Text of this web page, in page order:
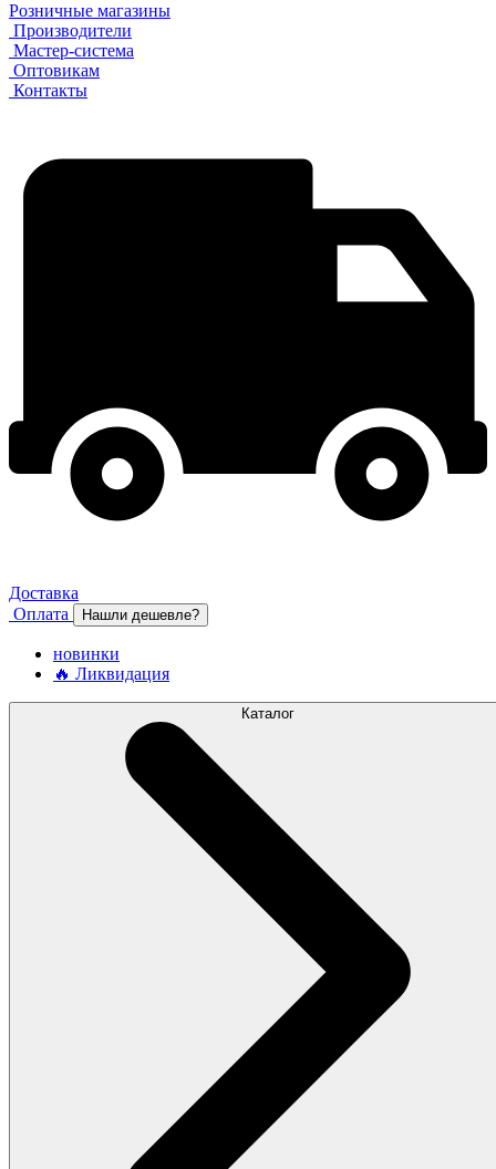
Розничные магазины
Производители
Мастер-система
Оптовикам
Контакты
Доставка
Оплата
Нашли дешевле?
новинки
🔥 Ликвидация
Каталог